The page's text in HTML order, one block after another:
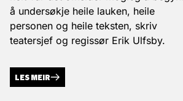
å undersøkje heile lauken, heile
personen og heile teksten, skriv
teatersjef og regissør Erik Ulfsby.
LES MEIR